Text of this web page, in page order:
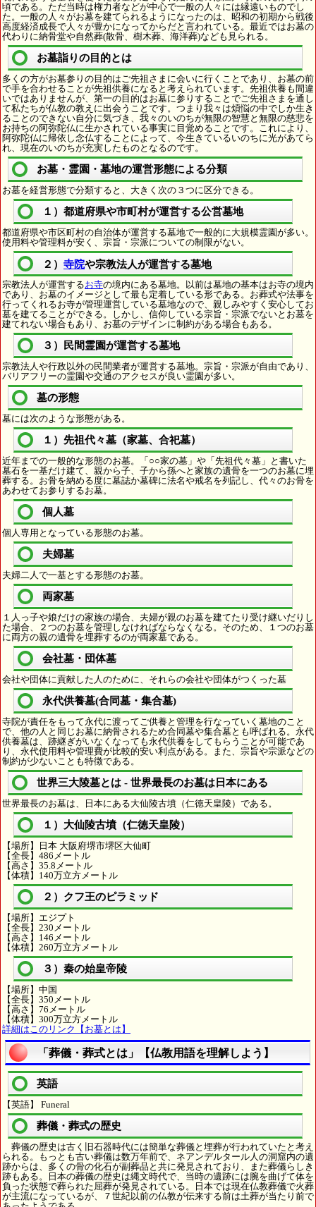
頃である。ただ当時は権力者などが中心で一般の人々には縁遠いものでし
た。一般の人々がお墓を建てられるようになったのは、昭和の初期から戦後
高度経済成長で人々が豊かになってからだと言われている。最近ではお墓の
代わりに納骨堂や自然葬(散骨、樹木葬、海洋葬)なども見られる。
お墓詣りの目的とは
多くの方がお墓参りの目的はご先祖さまに会いに行くことであり、お墓の前
で手を合わせることが先祖供養になると考えられています。先祖供養も間違
いではありませんが、第一の目的はお墓に参りすることでご先祖さまを通し
て私たちが仏教の教えに出会うことです。つまり我々は煩悩の中でしか生き
ることのできない自分に気づき、我々のいのちが無限の智慧と無限の慈悲を
お持ちの阿弥陀仏に生かされている事実に目覚めることです。これにより、
阿弥陀仏に帰依し念仏することによって、今生きているいのちに光があてら
れ、現在のいのちが充実したものとなるのです。
お墓・霊園・墓地の運営形態による分類
お墓を経営形態で分類すると、大きく次の３つに区分できる。
１）都道府県や市町村が運営する公営墓地
都道府県や市区町村の自治体が運営する墓地で一般的に大規模霊園が多い。
使用料や管理料が安く、宗旨・宗派についての制限がない。
２） 寺院や宗教法人が運営する墓地
宗教法人が運営するお寺の境内にある墓地。以前は墓地の基本はお寺の境内
であり、お墓のイメージとして最も定着している形である。お葬式や法事を
行ってくれるお寺が管理運営している墓地なので、親しみやすく安心してお
墓を建てることができる。しかし、信仰している宗旨・宗派でないとお墓を
建てれない場合もあり、お墓のデザインに制約がある場合もある。
３）民間霊園が運営する墓地
宗教法人や行政以外の民間業者が運営する墓地。宗旨・宗派が自由であり、
バリアフリーの霊園や交通のアクセスが良い霊園が多い。
墓の形態
墓には次のような形態がある。
１）先祖代々墓（家墓、合祀墓）
近年までの一般的な形態のお墓。「○○家の墓」や「先祖代々墓」と書いた
墓石を一基だけ建て、親から子、子から孫へと家族の遺骨を一つのお墓に埋
葬する。お骨を納める度に墓誌か墓碑に法名や戒名を列記し、代々のお骨を
あわせてお参りするお墓。
個人墓
個人専用となっている形態のお墓。
夫婦墓
夫婦二人で一基とする形態のお墓。
両家墓
１人っ子や娘だけの家族の場合、夫婦が親のお墓を建てたり受け継いだりし
た場合、２つのお墓を管理しなければならなくなる。そのため、１つのお墓
に両方の親の遺骨を埋葬するのが両家墓である。
会社墓・団体墓
会社や団体に貢献した人のために、それらの会社や団体がつくった墓
永代供養墓(合同墓・集合墓)
寺院が責任をもって永代に渡ってご供養と管理を行なっていく墓地のこと
で、他の人と同じお墓に納骨されるため合同墓や集合墓とも呼ばれる。永代
供養墓は、跡継ぎがいなくなっても永代供養をしてもらうことが可能であ
り、永代使用料や管理費が比較的安い利点がある。また、宗旨や宗派などの
制約が少ないことも特徴である。
世界三大陵墓とは - 世界最長のお墓は日本にある
世界最長のお墓は、日本にある大仙陵古墳（仁徳天皇陵）である。
１）大仙陵古墳（仁徳天皇陵）
【場所】日本 大阪府堺市堺区大仙町
【全長】486メートル
【高さ】35.8メートル
【体積】140万立方メートル
２）クフ王のピラミッド
【場所】エジプト
【全長】230メートル
【高さ】146メートル
【体積】260万立方メートル
３）秦の始皇帝陵
【場所】中国
【全長】350メートル
【高さ】76メートル
【体積】300万立方メートル
詳細はこのリンク【お墓とは】
「葬儀・葬式とは」【仏教用語を理解しよう】
英語
【英語】 Funeral
葬儀・葬式の歴史
葬儀の歴史は古く旧石器時代には簡単な葬儀と埋葬が行われていたと考え
られる。もっとも古い葬儀は数万年前で、ネアンデルタール人の洞窟内の遺
跡からは、多くの骨の化石が副葬品と共に発見されており、また葬儀らしき
跡もある。日本の葬儀の歴史は縄文時代で、当時の遺跡には腕を曲げて体を
負った状態で葬られた屈葬が発見されている。日本では現在仏教葬儀で火葬
が主流になっているが、７世紀以前の仏教が伝来する前は土葬が当たり前で